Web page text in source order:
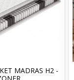
MADRAS H2 -